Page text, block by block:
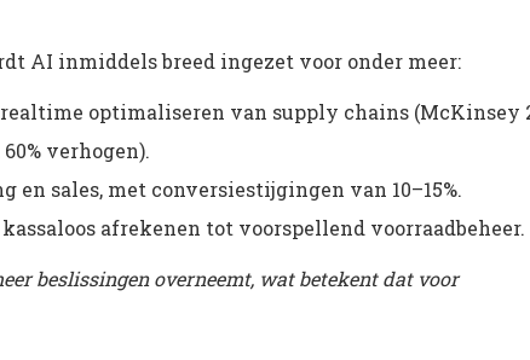
AI inmiddels breed ingezet voor onder meer:
optimaliseren van supply chains (McKinsey
verhogen).
en sales, met conversiestijgingen van 10–15%.
afrekenen tot voorspellend voorraadbeheer.
beslissingen overneemt, wat betekent dat voor